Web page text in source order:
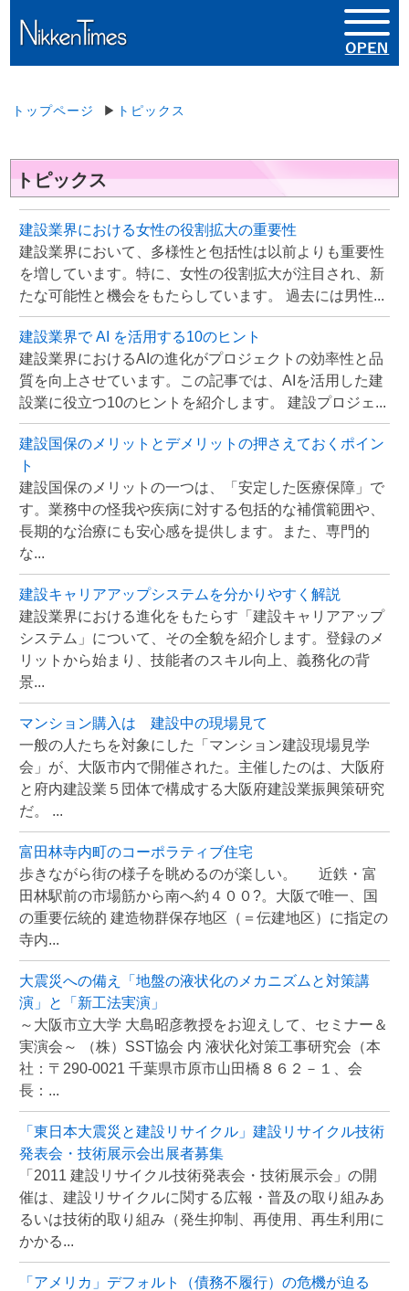
トップページ ▶ トピックス
トピックス
建設業界における女性の役割拡大の重要性
建設業界において、多様性と包括性は以前よりも重要性
を増しています。特に、女性の役割拡大が注目され、新
たな可能性と機会をもたらしています。 過去には男性...
建設業界で AI を活用する10のヒント
建設業界におけるAIの進化がプロジェクトの効率性と品
質を向上させています。この記事では、AIを活用した建
設業に役立つ10のヒントを紹介します。 建設プロジェ...
建設国保のメリットとデメリットの押さえておくポイン
ト
建設国保のメリットの一つは、「安定した医療保障」で
す。業務中の怪我や疾病に対する包括的な補償範囲や、
長期的な治療にも安心感を提供します。また、専門的
な...
建設キャリアアップシステムを分かりやすく解説
建設業界における進化をもたらす「建設キャリアアップ
システム」について、その全貌を紹介します。登録のメ
リットから始まり、技能者のスキル向上、義務化の背
景...
マンション購入は 建設中の現場見て
一般の人たちを対象にした「マンション建設現場見学
会」が、大阪市内で開催された。主催したのは、大阪府
と府内建設業５団体で構成する大阪府建設業振興策研究
だ。 ...
富田林寺内町のコーポラティブ住宅
歩きながら街の様子を眺めるのが楽しい。 近鉄・富
田林駅前の市場筋から南へ約４００?。大阪で唯一、国
の重要伝統的 建造物群保存地区（＝伝建地区）に指定の
寺内...
大震災への備え「地盤の液状化のメカニズムと対策講
演」と「新工法実演」
～大阪市立大学 大島昭彦教授をお迎えして、セミナー＆
実演会～ （株）SST協会 内 液状化対策工事研究会（本
社：〒290-0021 千葉県市原市山田橋８６２－１、会
長：...
「東日本大震災と建設リサイクル」建設リサイクル技術
発表会・技術展示会出展者募集
「2011 建設リサイクル技術発表会・技術展示会」の開
催は、建設リサイクルに関する広報・普及の取り組みあ
るいは技術的取り組み（発生抑制、再使用、再生利用に
かかる...
「アメリカ」デフォルト（債務不履行）の危機が迫る